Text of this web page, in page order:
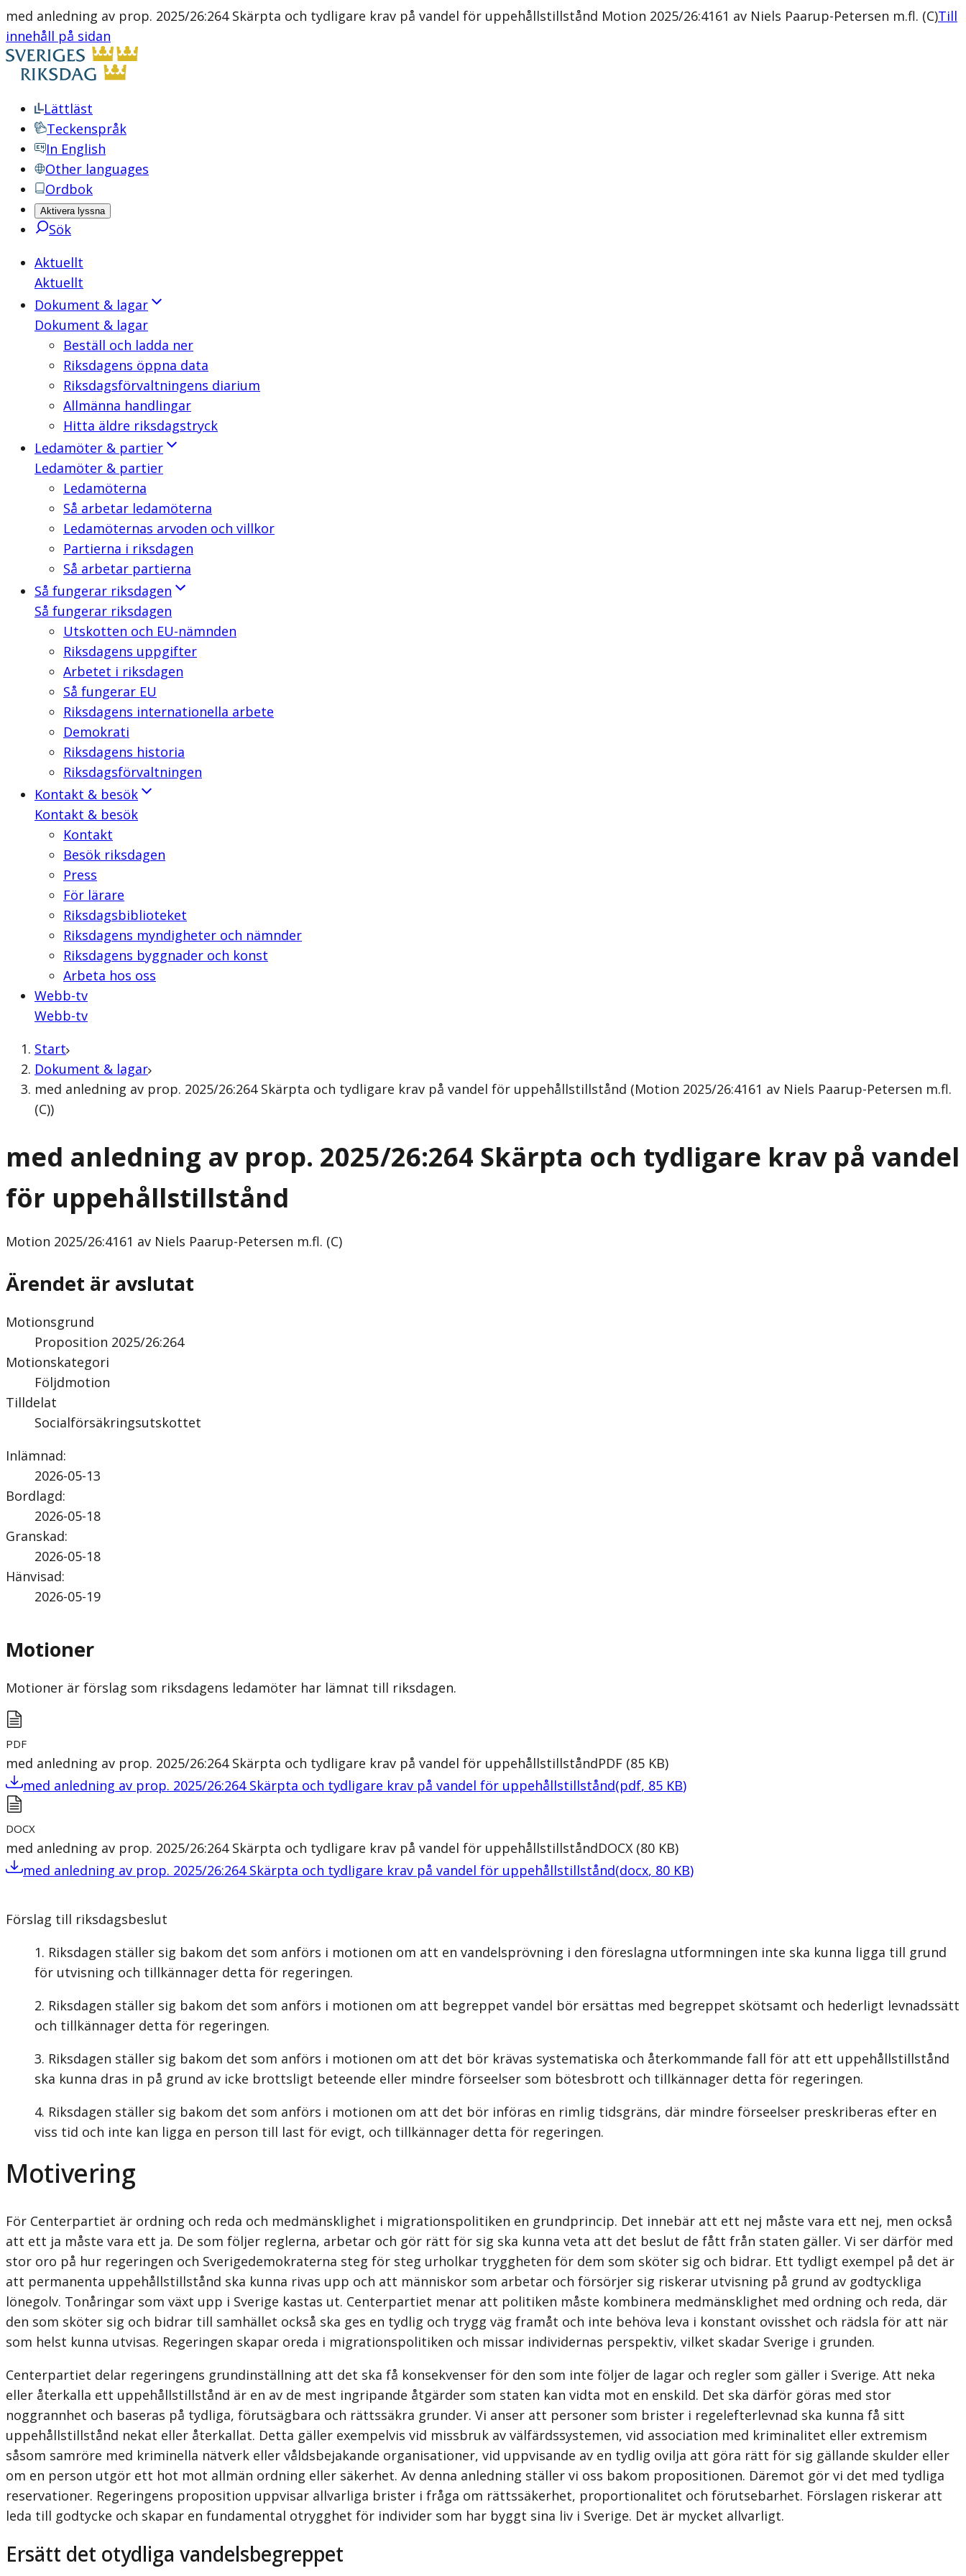
med anledning av prop. 2025/26:264 Skärpta och tydligare krav på vandel för uppehållstillstånd Motion 2025/26:4161 av Niels Paarup-Petersen m.fl. (C)Till
innehåll på sidan
Lättläst
Teckenspråk
In English
Other languages
Ordbok
Aktivera lyssna
Sök
Aktuellt
Aktuellt
Dokument & lagar
Dokument & lagar
Beställ och ladda ner
Riksdagens öppna data
Riksdagsförvaltningens diarium
Allmänna handlingar
Hitta äldre riksdagstryck
Ledamöter & partier
Ledamöter & partier
Ledamöterna
Så arbetar ledamöterna
Ledamöternas arvoden och villkor
Partierna i riksdagen
Så arbetar partierna
Så fungerar riksdagen
Så fungerar riksdagen
Utskotten och EU-nämnden
Riksdagens uppgifter
Arbetet i riksdagen
Så fungerar EU
Riksdagens internationella arbete
Demokrati
Riksdagens historia
Riksdagsförvaltningen
Kontakt & besök
Kontakt & besök
Kontakt
Besök riksdagen
Press
För lärare
Riksdagsbiblioteket
Riksdagens myndigheter och nämnder
Riksdagens byggnader och konst
Arbeta hos oss
Webb-tv
Webb-tv
Start
Dokument & lagar
med anledning av prop. 2025/26:264 Skärpta och tydligare krav på vandel för uppehållstillstånd (Motion 2025/26:4161 av Niels Paarup-Petersen m.fl.
(C))
med anledning av prop. 2025/26:264 Skärpta och tydligare krav på vandel
för uppehållstillstånd
Motion 2025/26:4161 av Niels Paarup-Petersen m.fl. (C)
Ärendet är avslutat
Motionsgrund
Proposition 2025/26:264
Motionskategori
Följdmotion
Tilldelat
Socialförsäkringsutskottet
Inlämnad:
2026-05-13
Bordlagd:
2026-05-18
Granskad:
2026-05-18
Hänvisad:
2026-05-19
Motioner
Motioner är förslag som riksdagens ledamöter har lämnat till riksdagen.
PDF
med anledning av prop. 2025/26:264 Skärpta och tydligare krav på vandel för uppehållstillståndPDF (85 KB)
med anledning av prop. 2025/26:264 Skärpta och tydligare krav på vandel för uppehållstillstånd(pdf, 85 KB)
DOCX
med anledning av prop. 2025/26:264 Skärpta och tydligare krav på vandel för uppehållstillståndDOCX (80 KB)
med anledning av prop. 2025/26:264 Skärpta och tydligare krav på vandel för uppehållstillstånd(docx, 80 KB)
Förslag till riksdagsbeslut
Riksdagen ställer sig bakom det som anförs i motionen om att en vandelsprövning i den föreslagna utformningen inte ska kunna ligga till grund
för utvisning och tillkännager detta för regeringen.
Riksdagen ställer sig bakom det som anförs i motionen om att begreppet vandel bör ersättas med begreppet skötsamt och hederligt levnadssätt
och tillkännager detta för regeringen.
Riksdagen ställer sig bakom det som anförs i motionen om att det bör krävas systematiska och återkommande fall för att ett uppehållstillstånd
ska kunna dras in på grund av icke brottsligt beteende eller mindre förseelser som bötesbrott och tillkännager detta för regeringen.
Riksdagen ställer sig bakom det som anförs i motionen om att det bör införas en rimlig tidsgräns, där mindre förseelser preskriberas efter en
viss tid och inte kan ligga en person till last för evigt, och tillkännager detta för regeringen.
Motivering
För Centerpartiet är ordning och reda och medmänsklighet i migrationspolitiken en grund­princip. Det innebär att ett nej måste vara ett nej, men också
att ett ja måste vara ett ja. De som följer reglerna, arbetar och gör rätt för sig ska kunna veta att det beslut de fått från staten gäller. Vi ser därför med
stor oro på hur regeringen och Sverigedemokraterna steg för steg urholkar tryggheten för dem som sköter sig och bidrar. Ett tydligt exempel på det är
att permanenta uppehållstillstånd ska kunna rivas upp och att människor som arbetar och försörjer sig riskerar utvisning på grund av godtyckliga
lönegolv. Tonåringar som växt upp i Sverige kastas ut. Centerpartiet menar att politiken måste kombinera medmänsklighet med ordning och reda, där
den som sköter sig och bidrar till samhället också ska ges en tydlig och trygg väg framåt och inte behöva leva i konstant ovisshet och rädsla för att när
som helst kunna utvisas. Regeringen skapar oreda i migrationspolitiken och missar individernas perspektiv, vilket skadar Sverige i grunden.
Centerpartiet delar regeringens grundinställning att det ska få konsekvenser för den som inte följer de lagar och regler som gäller i Sverige. Att neka
eller återkalla ett uppehålls­tillstånd är en av de mest ingripande åtgärder som staten kan vidta mot en enskild. Det ska därför göras med stor
noggrannhet och baseras på tydliga, förutsägbara och rättssäkra grunder. Vi anser att personer som brister i regelefterlevnad ska kunna få sitt
uppehålls­tillstånd nekat eller återkallat. Detta gäller exempelvis vid missbruk av välfärdssystemen, vid association med kriminalitet eller extremism
såsom samröre med kriminella nätverk eller våldsbejakande organisationer, vid uppvisande av en tydlig ovilja att göra rätt för sig gällande skulder eller
om en person utgör ett hot mot allmän ordning eller säkerhet. Av denna anledning ställer vi oss bakom propositionen. Däremot gör vi det med tydliga
reservationer. Regeringens proposition uppvisar allvarliga brister i fråga om rättssäkerhet, proportionalitet och förutsebarhet. Förslagen riskerar att
leda till godtycke och skapar en fundamental otrygghet för individer som har byggt sina liv i Sverige. Det är mycket allvarligt.
Ersätt det otydliga vandelsbegreppet